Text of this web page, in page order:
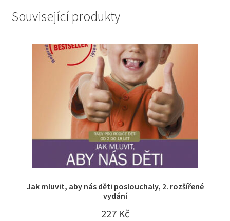
Související produkty
Jak mluvit, aby nás děti poslouchaly, 2. rozšířené
vydání
227 Kč